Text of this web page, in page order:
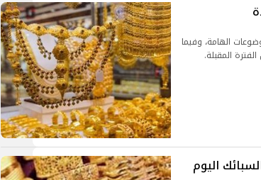
الهامة، وفيما
المقبلة.
اليوم